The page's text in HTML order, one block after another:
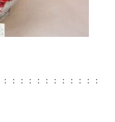
：：：：：：：：：：：：